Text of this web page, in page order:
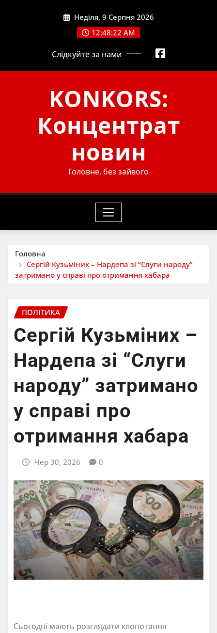
Неділя, 9 Серпня 2026
12:48:23 AM
Слідкуйте за нами
KONKORS:
Концентрат
новин
Головне, без зайвого
Головна
Сергій Кузьміних – Нардепа зі “Слуги народу”
затримано у справі про отримання хабара
ПОЛІТИКА
Сергій Кузьміних –
Нардепа зі “Слуги
народу” затримано
у справі про
отримання хабара
Чер 30, 2026 0
Сьогодні мають розглядати клопотання